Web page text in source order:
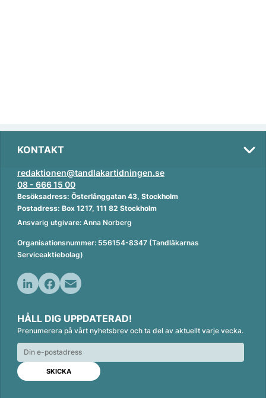
KONTAKT
redaktionen@tandlakartidningen.se
08 - 666 15 00
Besöksadress: Österlånggatan 43, Stockholm
Postadress: Box 1217, 111 82 Stockholm
Ansvarig utgivare: Anna Norberg
Organisationsnummer: 556154-8347 (Tandläkarnas
Serviceaktiebolag)
n
k
e
d
n
c
e
b
o
o
k
a
i
l
HÅLL DIG UPPDATERAD!
Prenumerera på vårt nyhetsbrev och ta del av aktuellt varje vecka.